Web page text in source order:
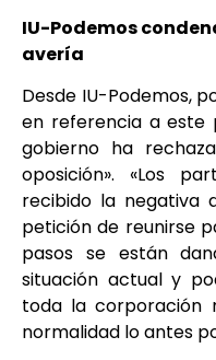
IU-Podemos
avería
Desde IU-Podemos,
en referencia a este
gobierno ha
oposición». «Los
recibido la negativa
petición de reunirse
pasos se están
situación actual y
toda la corporación
normalidad lo antes